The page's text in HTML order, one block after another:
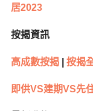
居2023
按揭資訊
高成數按揭| 按揭
即供VS建期VS先